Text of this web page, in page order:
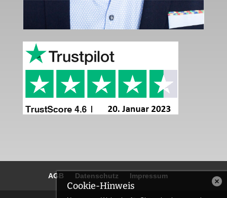
AGB Datenschutz Impressum
Cookie-Hinweis